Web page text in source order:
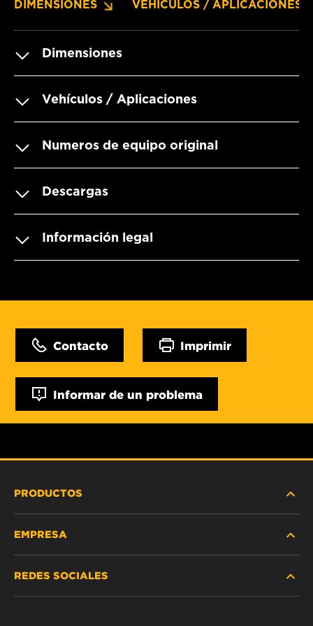
DIMENSIONES VEHÍCULOS / APLICACIONES
Dimensiones
Vehículos / Aplicaciones
Numeros de equipo original
Descargas
Información legal
Contacto Imprimir
Informar de un problema
PRODUCTOS
VEHÍCULOS LIVIANOS Y COMERCIALES
EMPRESA
REDES SOCIALES